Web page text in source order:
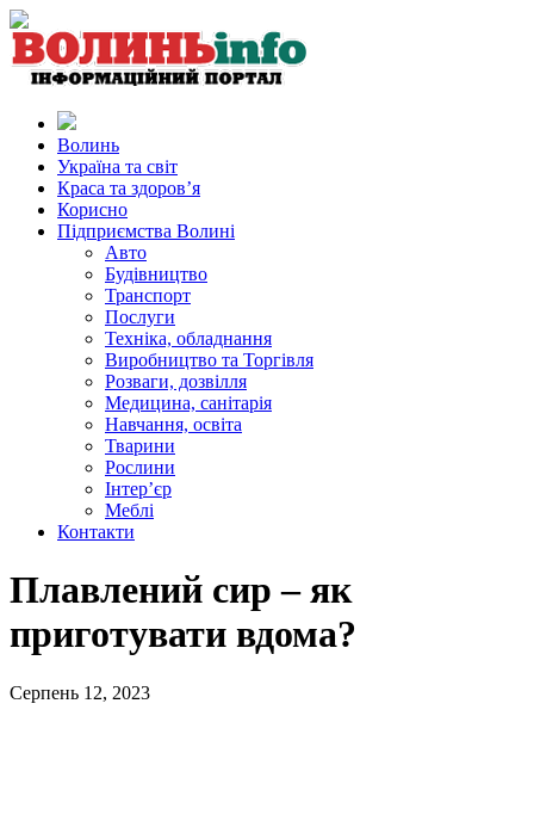
Волинь
Україна та світ
Краса та здоров’я
Корисно
Підприємства Волині
Авто
Будівництво
Транспорт
Послуги
Техніка, обладнання
Виробництво та Торгівля
Розваги, дозвілля
Медицина, санітарія
Навчання, освіта
Тварини
Рослини
Інтер’єр
Меблі
Контакти
Плавлений сир – як
приготувати вдома?
Серпень 12, 2023